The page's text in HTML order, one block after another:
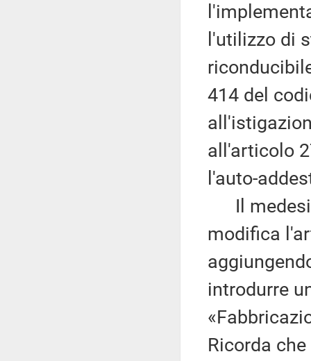
l'utilizzo di
414 del
all'articolo
l'auto-
Il
modifica
introdurre
Ricorda